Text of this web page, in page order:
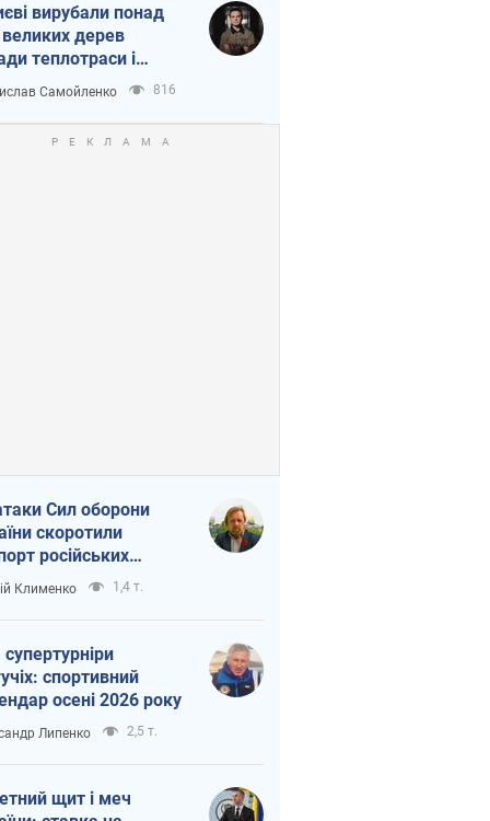
вирубали понад
дерев
теплотраси і
Генплану
Самойленко 816
Сил оборони
скоротили
російських
Клименко 1,4 т.
спортивний
осені 2026 року
Липенко 2,5 т.
щит і меч